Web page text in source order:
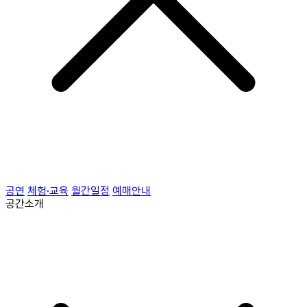
공연 체험·교육 월간일정 예매안내
공간소개